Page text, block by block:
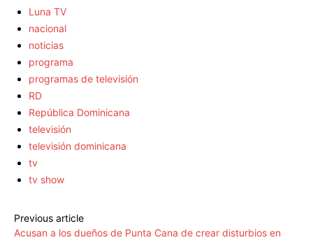
Luna TV
nacional
noticias
programa
programas de televisión
RD
República Dominicana
televisión
televisión dominicana
tv
tv show
Previous article
Acusan a los dueños de Punta Cana de crear disturbios en